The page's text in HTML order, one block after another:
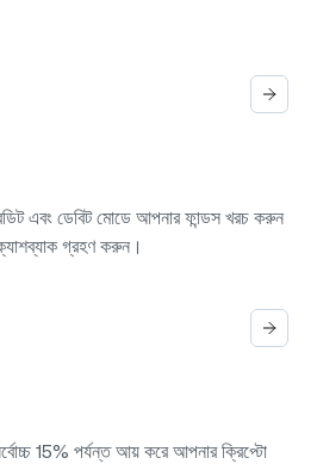
এবং ডেবিট মোডে আপনার ফান্ডস খরচ করুন
গ্রহণ করুন।
15% পর্যন্ত আয় করে আপনার ক্রিপ্টো